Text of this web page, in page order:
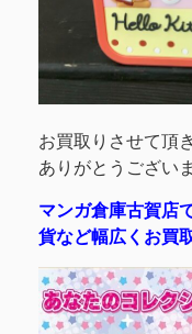
お買取りさせて頂
ありがとうござい
マンガ倉庫古賀店
貨など幅広くお買